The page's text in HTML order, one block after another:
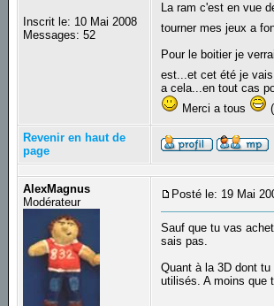
Inscrit le: 10 Mai 2008
Messages: 52
La ram c'est en vue
tourner mes jeux a
Pour le boitier je
est...et cet été je
a cela...en tout cas
Merci a tous
Revenir en haut de
page
AlexMagnus
Modérateur
Posté le: 19 Mai
Sauf que tu vas
sais pas.
Quant à la 3D dont
utilisés. A moins que